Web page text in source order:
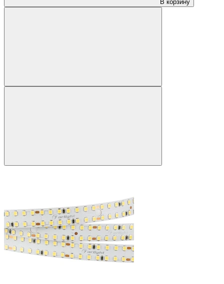
В корзину